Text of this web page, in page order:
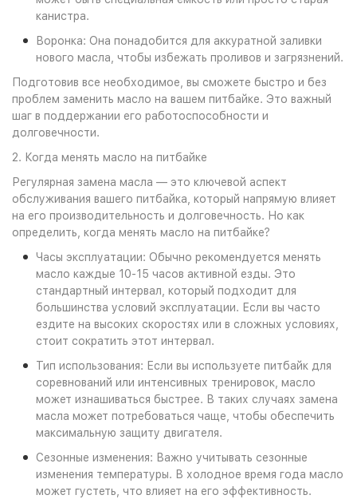
канистра.
Воронка: Она понадобится для аккуратной заливки
нового масла, чтобы избежать проливов и загрязнений.
Подготовив все необходимое, вы сможете быстро и без
проблем заменить масло на вашем питбайке. Это важный
шаг в поддержании его работоспособности и
долговечности.
2. Когда менять масло на питбайке
Регулярная замена масла — это ключевой аспект
обслуживания вашего питбайка, который напрямую влияет
на его производительность и долговечность. Но как
определить, когда менять масло на питбайке?
Часы эксплуатации: Обычно рекомендуется менять
масло каждые 10-15 часов активной езды. Это
стандартный интервал, который подходит для
большинства условий эксплуатации. Если вы часто
ездите на высоких скоростях или в сложных условиях,
стоит сократить этот интервал.
Тип использования: Если вы используете питбайк для
соревнований или интенсивных тренировок, масло
может изнашиваться быстрее. В таких случаях замена
масла может потребоваться чаще, чтобы обеспечить
максимальную защиту двигателя.
Сезонные изменения: Важно учитывать сезонные
изменения температуры. В холодное время года масло
может густеть, что влияет на его эффективность.